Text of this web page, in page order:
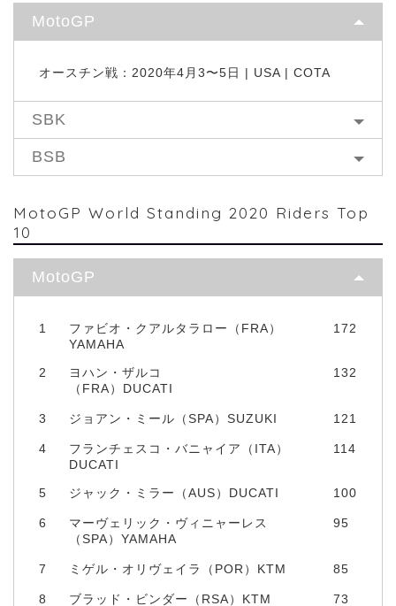
MotoGP
オースチン戦：2020年4月3〜5日 | USA | COTA
SBK
BSB
MotoGP World Standing 2020 Riders Top
10
MotoGP
1
ファビオ・クアルタラロー（FRA）
YAMAHA
172
2
ヨハン・ザルコ
（FRA）DUCATI
132
3 ジョアン・ミール（SPA）SUZUKI 121
4
フランチェスコ・バニャイア（ITA）
DUCATI
114
5 ジャック・ミラー（AUS）DUCATI 100
6
マーヴェリック・ヴィニャーレス
（SPA）YAMAHA
95
7 ミゲル・オリヴェイラ（POR）KTM 85
8 ブラッド・ビンダー（RSA）KTM 73